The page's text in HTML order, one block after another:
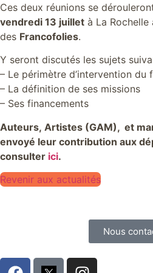
Ces deux réunions se
vendredi 13 juillet à La Rochelle
des Francofolies.
Y seront discutés les sujets
– Le périmètre d’intervention du
– La définition de ses missions
– Ses financements
Auteurs, Artistes (GAM), et
envoyé leur contribution aux
consulter ici.
Revenir aux actualités
Nous